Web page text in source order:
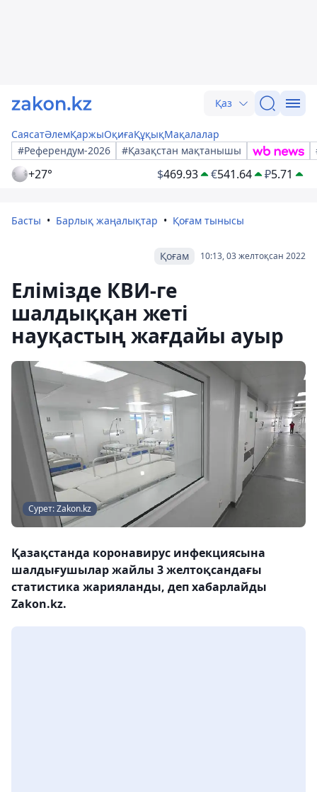
Қаз
СаясатӘлемҚаржыОқиғаҚұқықМақалалар
#Референдум-2026
#Қазақстан мақтанышы
+27° $469.93 €541.64 ₽5.71
Басты Барлық жаңалықтар Қоғам тынысы
10:13, 03 желтоқсан 2022
Қоғам
Елімізде КВИ-ге
шалдыққан жеті
науқастың жағдайы ауыр
Сурет: Zakon.kz
Қазақстанда коронавирус инфекциясына
шалдығушылар жайлы 3 желтоқсандағы
статистика жарияланды, деп хабарлайды
Zakon.kz.